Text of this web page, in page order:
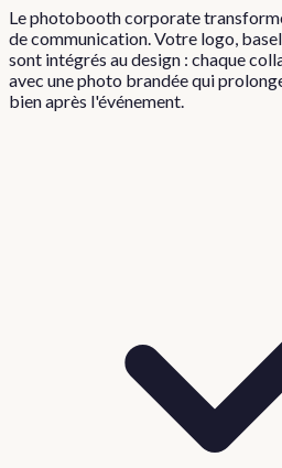
Le photobooth corporate
de communication. Votre logo,
sont intégrés au design : chaque
avec une photo brandée qui
bien après l'événement.